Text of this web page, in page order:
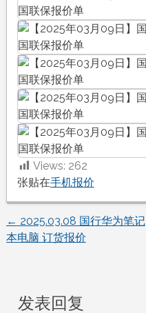
Views: 262
张贴在手机报价
文
导
← 2025.03.08 国行华为笔记
本电脑 订货报价
发表回复